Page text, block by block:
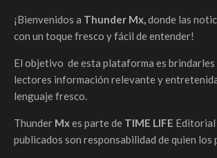
¡Bienvenidos a Thunder Mx,donde las
con un toque fresco y fácil de entender!
El objetivo de esta plataforma es brindarles
lectores información relevante y
lenguaje fresco.
Thunder Mxes parte de TIME LIFE
publicados son responsabilidad de quien los